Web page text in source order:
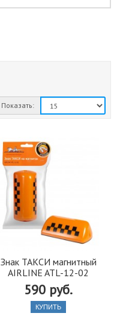
1
Показать:
Знак ТАКСИ магнитный
AIRLINE ATL-12-02
590 руб.
КУПИТЬ